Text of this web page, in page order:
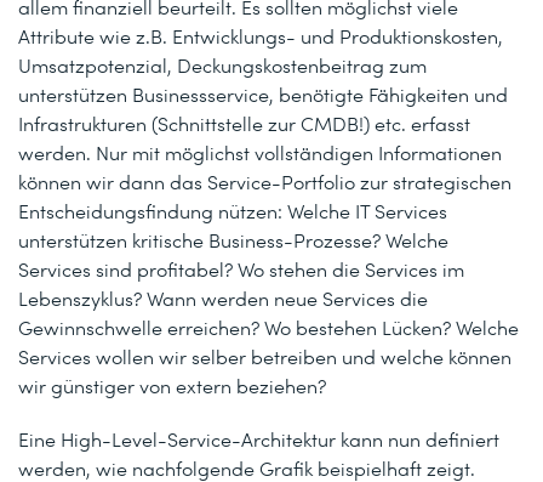
allem finanziell beurteilt. Es sollten möglichst viele
Attribute wie z.B. Entwicklungs- und Produktionskosten,
Umsatzpotenzial, Deckungskostenbeitrag zum
unterstützen Businessservice, benötigte Fähigkeiten und
Infrastrukturen (Schnittstelle zur CMDB!) etc. erfasst
werden. Nur mit möglichst vollständigen Informationen
können wir dann das Service-Portfolio zur strategischen
Entscheidungsfindung nützen: Welche IT Services
unterstützen kritische Business-Prozesse? Welche
Services sind profitabel? Wo stehen die Services im
Lebenszyklus? Wann werden neue Services die
Gewinnschwelle erreichen? Wo bestehen Lücken? Welche
Services wollen wir selber betreiben und welche können
wir günstiger von extern beziehen?
Eine High-Level-Service-Architektur kann nun definiert
werden, wie nachfolgende Grafik beispielhaft zeigt.